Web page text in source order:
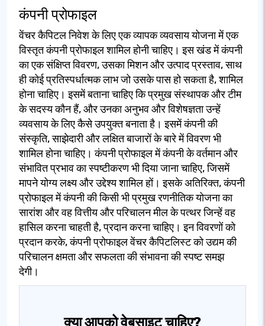
कंपनी प्रोफाइल
वेंचर कैपिटल निवेश के लिए एक व्यापक व्यवसाय योजना में एक
विस्तृत कंपनी प्रोफाइल शामिल होनी चाहिए। इस खंड में कंपनी
का एक संक्षिप्त विवरण, उसका मिशन और उत्पाद प्रस्ताव, साथ
ही कोई प्रतिस्पर्धात्मक लाभ जो उसके पास हो सकता है, शामिल
होना चाहिए। इसमें बताना चाहिए कि प्रमुख संस्थापक और टीम
के सदस्य कौन हैं, और उनका अनुभव और विशेषज्ञता उन्हें
व्यवसाय के लिए कैसे उपयुक्त बनाता है। इसमें कंपनी की
संस्कृति, साझेदारी और लक्षित बाजारों के बारे में विवरण भी
शामिल होना चाहिए। कंपनी प्रोफाइल में कंपनी के वर्तमान और
संभावित प्रभाव का स्पष्टीकरण भी दिया जाना चाहिए, जिसमें
मापने योग्य लक्ष्य और उद्देश्य शामिल हों। इसके अतिरिक्त, कंपनी
प्रोफाइल में कंपनी की किसी भी प्रमुख रणनीतिक योजना का
सारांश और वह वित्तीय और परिचालन मील के पत्थर जिन्हें वह
हासिल करना चाहती है, प्रदान करना चाहिए। इन विवरणों को
प्रदान करके, कंपनी प्रोफाइल वेंचर कैपिटलिस्ट को उद्यम की
परिचालन क्षमता और सफलता की संभावना की स्पष्ट समझ
देगी।
क्या आपको वेबसाइट चाहिए?